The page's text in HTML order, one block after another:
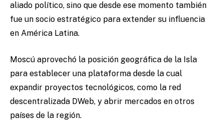
aliado político, sino que desde ese momento también
fue un socio estratégico para extender su influencia
en América Latina.
Moscú aprovechó la posición geográfica de la Isla
para establecer una plataforma desde la cual
expandir proyectos tecnológicos, como la red
descentralizada DWeb, y abrir mercados en otros
países de la región.